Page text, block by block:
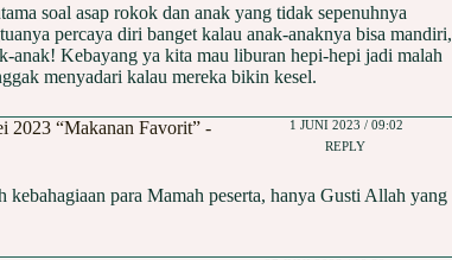
soal asap rokok dan anak yang tidak sepenuhnya
percaya diri banget kalau anak-anaknya bisa mandiri,
anak! Kebayang ya kita mau liburan hepi-hepi jadi malah
menyadari kalau mereka bikin kesel.
2023 “Makanan Favorit” -
1 JUNI 2023 / 09:02
REPLY
para Mamah peserta, hanya Gusti Allah yang